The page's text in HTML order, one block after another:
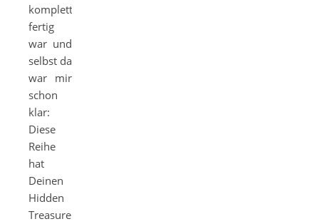
komplett
fertig
war und
selbst da
war mir
schon
klar:
Diese
Reihe
hat
Deinen
Hidden
Treasure